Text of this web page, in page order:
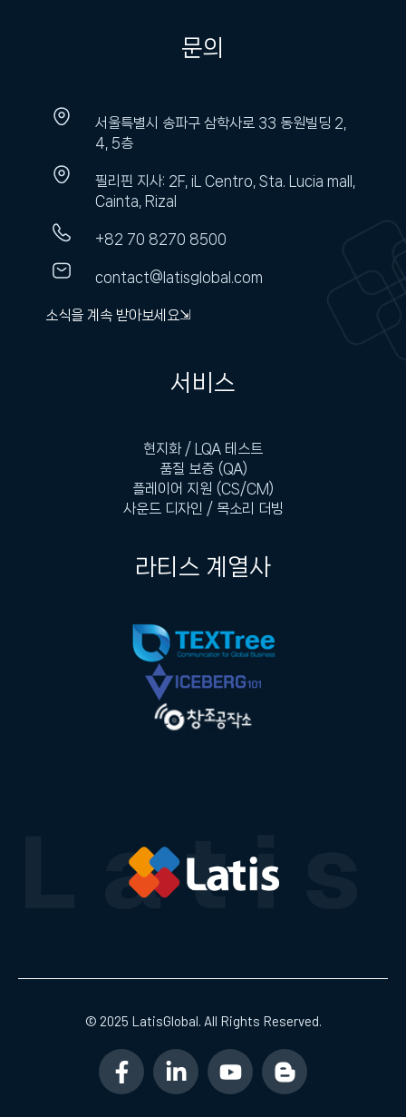
문의
서울특별시 송파구 삼학사로 33 동원빌딩 2,
4, 5층
필리핀 지사: 2F, iL Centro, Sta. Lucia mall,
Cainta, Rizal
+82 70 8270 8500
contact@latisglobal.com
소식을 계속 받아보세요⇲
서비스
현지화 / LQA 테스트
품질 보증 (QA)
플레이어 지원 (CS/CM)
사운드 디자인 / 목소리 더빙
라티스 계열사
© 2025 LatisGlobal. All Rights Reserved.